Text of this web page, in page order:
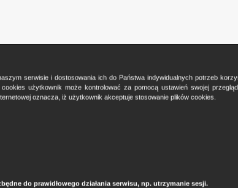
serwisie i dostosowania ich do Państwa indywidualnych potrzeb
użytkownik może kontrolować za pomocą ustawień swojej
oznacza, iż użytkownik akceptuje stosowanie plików cookies.
do prawidłowego działania serwisu, np. utrzymanie sesji.